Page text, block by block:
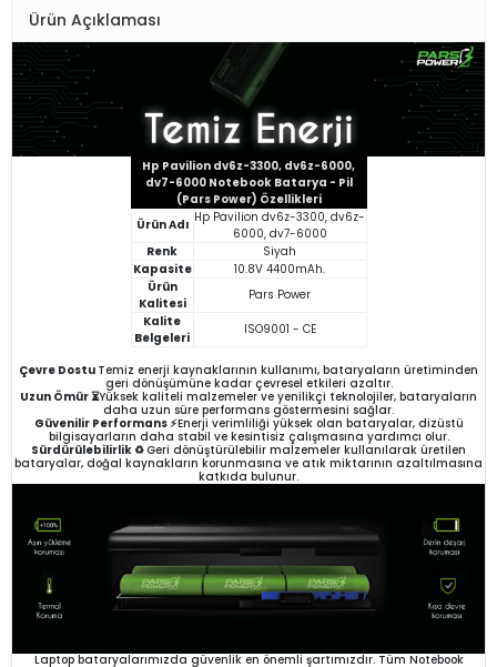
Ürün Açıklaması
Hp Pavilion dv6z-3300, dv6z-6000,
dv7-6000 Notebook Batarya - Pil
(Pars Power) Özellikleri
Ürün Adı Hp Pavilion dv6z-3300, dv6z-
6000, dv7-6000
Renk
Siyah
Kapasite
10.8V 4400mAh.
Ürün
Kalitesi
Pars Power
Kalite
Belgeleri
ISO9001 - CE
Çevre Dostu Temiz enerji kaynaklarının kullanımı, bataryaların üretiminden
geri dönüşümüne kadar çevresel etkileri azaltır.
Uzun Ömür ⏳Yüksek kaliteli malzemeler ve yenilikçi teknolojiler, bataryaların
daha uzun süre performans göstermesini sağlar.
Güvenilir Performans ⚡Enerji verimliliği yüksek olan bataryalar, dizüstü
bilgisayarların daha stabil ve kesintisiz çalışmasına yardımcı olur.
Sürdürülebilirlik ♻️Geri dönüştürülebilir malzemeler kullanılarak üretilen
bataryalar, doğal kaynakların korunmasına ve atık miktarının azaltılmasına
katkıda bulunur.
Laptop bataryalarımızda güvenlik en önemli şartımızdır. Tüm Notebook